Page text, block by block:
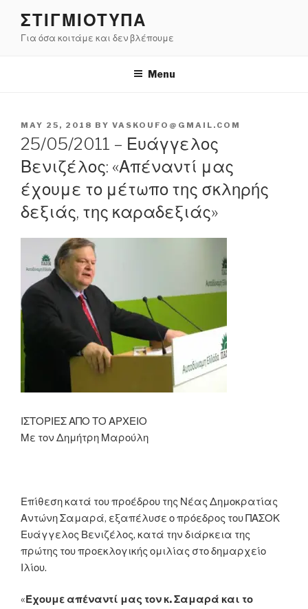
content
ΣΤΙΓΜΙΟΤΥΠΑ
Για όσα κοιτάμε και δεν βλέπουμε
Menu
POSTED
ON
MAY 25, 2018 BY VASKOUFO@GMAIL.COM
25/05/2011 – Ευάγγελος
Βενιζέλος: «Απέναντί μας
έχουμε το μέτωπο της σκληρής
δεξιάς, της καραδεξιάς»
ΙΣΤΟΡΙΕΣ ΑΠΟ ΤΟ ΑΡΧΕΙΟ
Με τον Δημήτρη Μαρούλη
Επίθεση κατά του προέδρου της Νέας Δημοκρατίας
Αντώνη Σαμαρά, εξαπέλυσε ο πρόεδρος του ΠΑΣΟΚ
Ευάγγελος Βενιζέλος, κατά την διάρκεια της
πρώτης του προεκλογικής ομιλίας στο δημαρχείο
Ιλίου.
«Έχουμε απέναντί μας τον κ. Σαμαρά και το